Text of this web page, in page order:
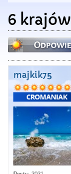
6
Odpowiedz
majkik75